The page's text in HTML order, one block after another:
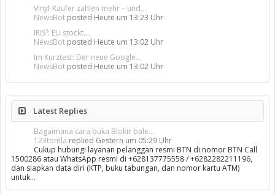
Vinyl-Käufer zahlen mehr – und...
NewsBot posted Heute um 13:23 Uhr
IRIS²: EU stockt...
NewsBot posted Heute um 13:02 Uhr
Im Kurztest: Der neue Google...
NewsBot posted Heute um 13:02 Uhr
Latest Replies
Bagaimana cara buka Blokir bale...
123tomla replied Gestern um 05:29 Uhr
Cukup hubungi layanan pelanggan resmi BTN di nomor BTN Call
1500286 atau WhatsApp resmi di +628137775558 / +6282282211196,
dan siapkan data diri (KTP, buku tabungan, dan nomor kartu ATM)
untuk…